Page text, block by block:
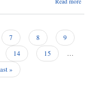
7 8
9
14 15
…
»